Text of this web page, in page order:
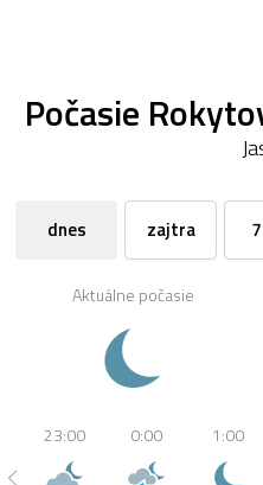
Počasie
dnes zajtra
Aktuálne počasie
23:00 0:00 1:00